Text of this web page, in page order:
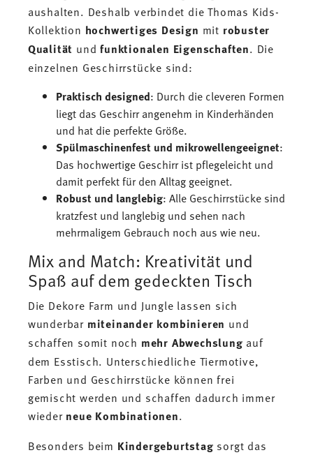
aushalten. Deshalb verbindet die Thomas Kids-
Kollektion hochwertiges Design mit robuster
Qualität undfunktionalen Eigenschaften. Die
einzelnen Geschirrstücke sind:
Praktisch designed: Durch die cleveren Formen
liegt das Geschirr angenehm in Kinderhänden
und hat die perfekte Größe.
Spülmaschinenfest und mikrowellengeeignet:
Das hochwertige Geschirr ist pflegeleicht und
damit perfekt für den Alltag geeignet.
Robust und langlebig: Alle Geschirrstücke sind
kratzfest und langlebig und sehen nach
mehrmaligem Gebrauch noch aus wie neu.
Mix and Match: Kreativität und
Spaß auf dem gedeckten Tisch
Die Dekore Farm und Jungle lassen sich
wunderbar miteinander kombinieren und
schaffen somit noch mehr Abwechslung auf
dem Esstisch. Unterschiedliche Tiermotive,
Farben und Geschirrstücke können frei
gemischt werden und schaffen dadurch immer
wieder neue Kombinationen.
Besonders beim Kindergeburtstag sorgt das